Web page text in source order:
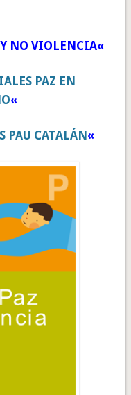
NO VIOLENCIA«
PAZ EN
«
PAU CATALÁN «